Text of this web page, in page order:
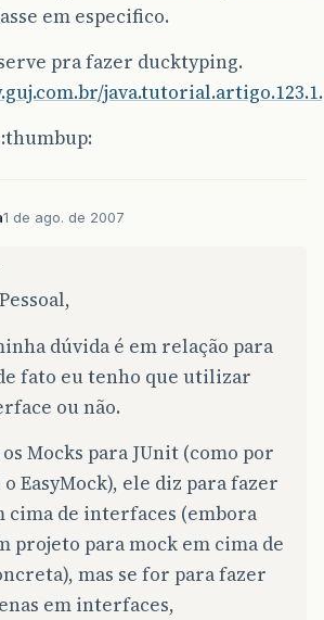
em especifico.
pra fazer ducktyping.
1 de ago. de 2007
dúvida é em relação para
fato eu tenho que utilizar
ou não.
Mocks para JUnit (como por
EasyMock), ele diz para fazer
cima de interfaces (embora
projeto para mock em cima de
mas se for para fazer
em interfaces,